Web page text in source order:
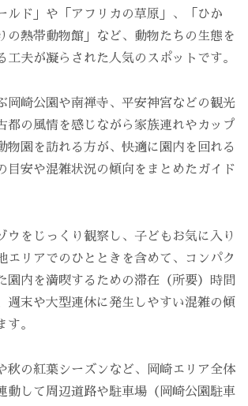
ルド」や「アフリカの草原」、「ひか
の熱帯動物館」など、動物たちの生態を
工夫が凝らされた人気のスポットです。
岡崎公園や南禅寺、平安神宮などの観光
都の風情を感じながら家族連れやカップ
物園を訪れる方が、快適に園内を回れる
目安や混雑状況の傾向をまとめたガイド
ウをじっくり観察し、子どもお気に入り
エリアでのひとときを含めて、コンパク
園内を満喫するための滞在（所要）時間
週末や大型連休に発生しやすい混雑の傾
す。
秋の紅葉シーズンなど、岡崎エリア全体
動して周辺道路や駐車場（岡崎公園駐車